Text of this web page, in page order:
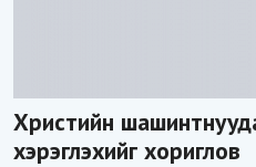
Христийн
хэрэглэхийг хориглов